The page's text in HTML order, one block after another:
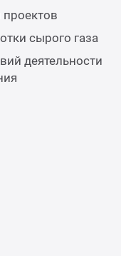
сырого газа
деятельности